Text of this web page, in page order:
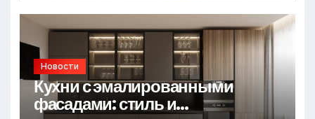
Новости
Кухни с эмалированными
фасадами: стиль и